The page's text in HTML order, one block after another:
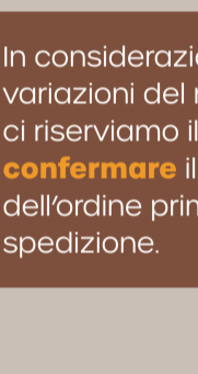
browser per la